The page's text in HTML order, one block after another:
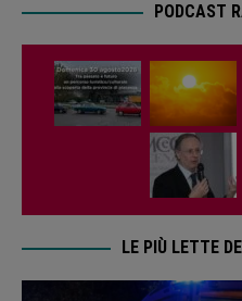
PODCAST
LE PIÙ LETTE